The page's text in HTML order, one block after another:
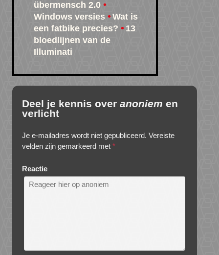
übermensch 2.0
Windows versies
Wat is
een fatbike precies?
13
bloedlijnen van de
Illuminati
Deel je kennis over anoniem en
verlicht
Je e-mailadres wordt niet gepubliceerd. Vereiste
velden zijn gemarkeerd met *
Reactie